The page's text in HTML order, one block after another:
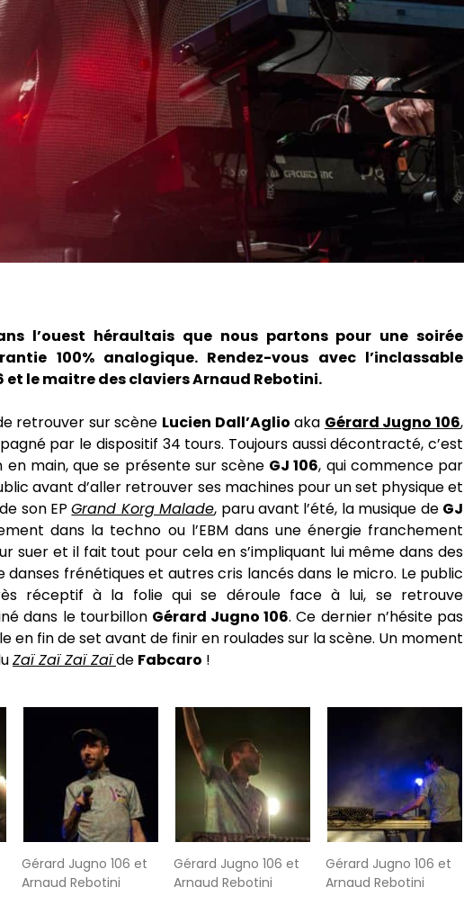
l’ouest héraultais que nous partons pour une soirée
100% analogique. Rendez-vous avec l’inclassable
et le maitre des claviers Arnaud Rebotini.
retrouver sur scène Lucien Dall’Aglio aka Gérard Jugno 106,
par le dispositif 34 tours. Toujours aussi décontracté, c’est
en main, que se présente sur scène GJ 106, qui commence par
avant d’aller retrouver ses machines pour un set physique et
son EPGrand Korg Malade, paru avant l’été, la musique de GJ
dans la techno ou l’EBM dans une énergie franchement
suer et il fait tout pour cela en s’impliquant lui même dans des
frénétiques et autres cris lancés dans le micro. Le public
réceptif à la folie qui se déroule face à lui, se retrouve
dans le tourbillon Gérard Jugno 106. Ce dernier n’hésite pas
en fin de set avant de finir en roulades sur la scène. Un moment
Zaï Zaï Zaï Zaïde Fabcaro !
Gérard Jugno 106 et
Arnaud Rebotini
Gérard Jugno 106 et
Arnaud Rebotini
Gérard Jugno 106 et
Arnaud Rebotini